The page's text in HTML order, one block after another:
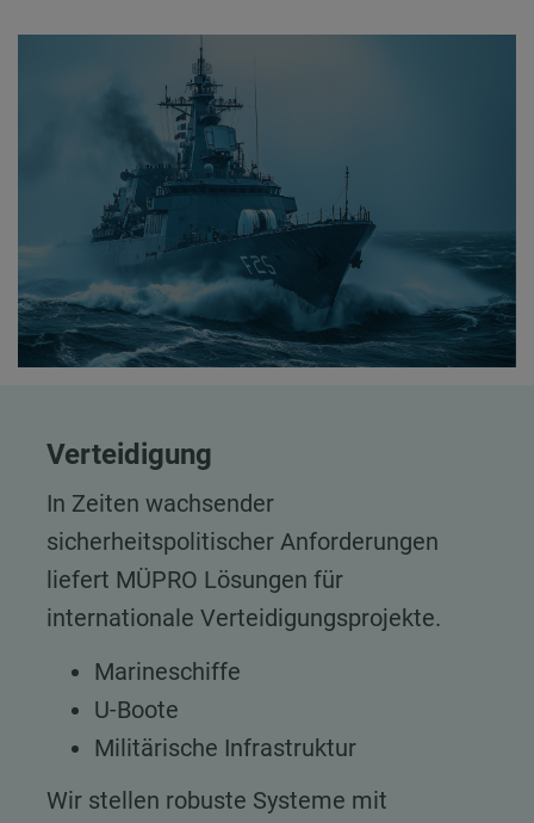
Verteidigung
In Zeiten wachsender
sicherheitspolitischer Anforderungen
liefert MÜPRO Lösungen für
internationale Verteidigungsprojekte.
Marineschiffe
U-Boote
Militärische Infrastruktur
Wir stellen robuste Systeme mit